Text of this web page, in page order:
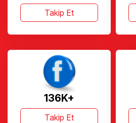
Takip Et
136K+
Takip Et